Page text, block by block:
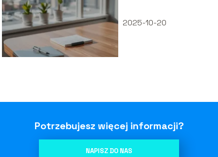
2025-10-20
Potrzebujesz więcej informacji?
NAPISZ DO NAS